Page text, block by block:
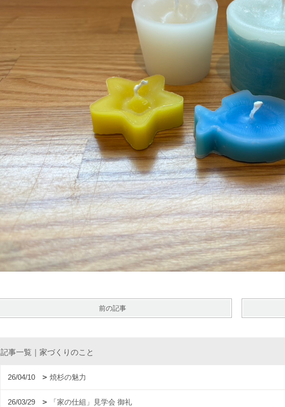
前の記事
記事一覧｜家づくりのこと
26/04/10 焼杉の魅力
26/03/29 「家の仕組」見学会 御礼